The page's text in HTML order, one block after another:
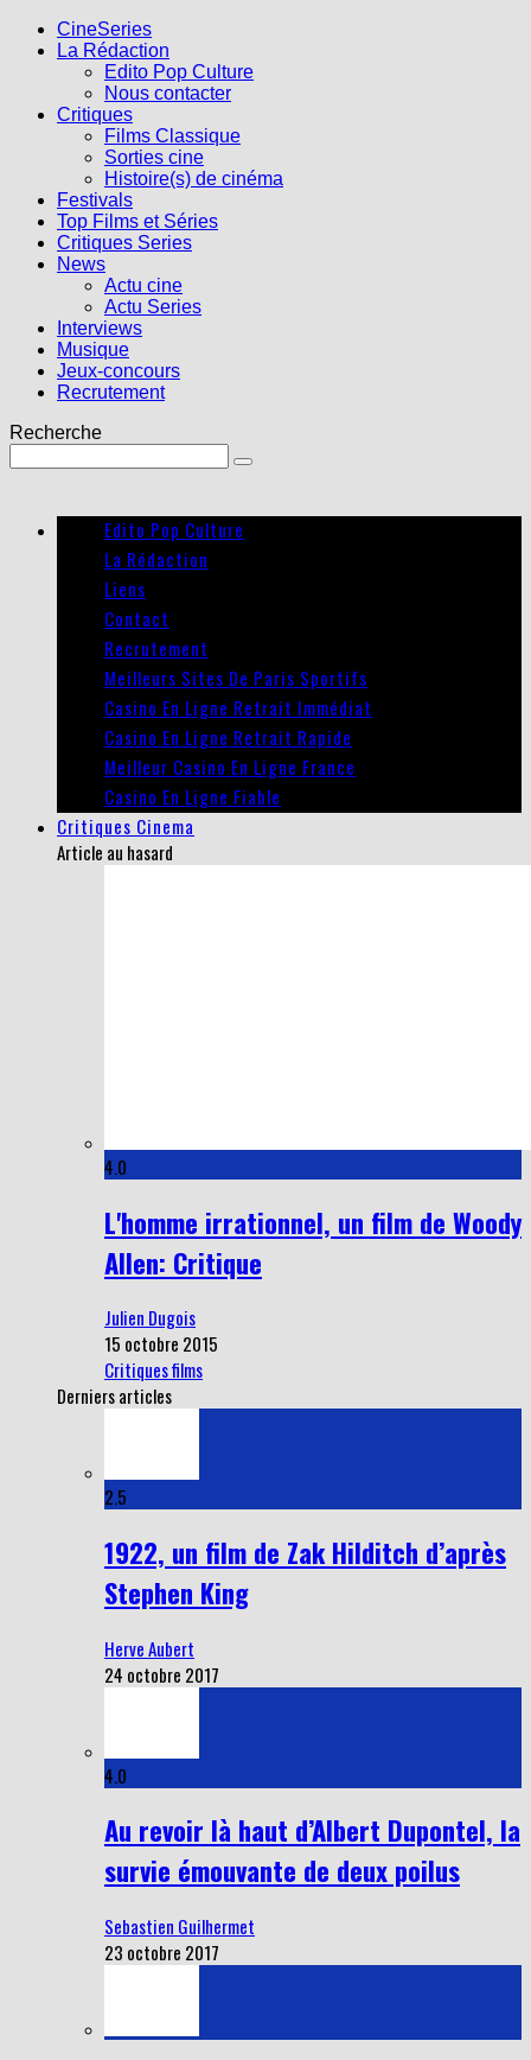
CineSeries
La Rédaction
Edito Pop Culture
Nous contacter
Critiques
Films Classique
Sorties cine
Histoire(s) de cinéma
Festivals
Top Films et Séries
Critiques Series
News
Actu cine
Actu Series
Interviews
Musique
Jeux-concours
Recrutement
Recherche
Edito Pop Culture
La Rédaction
Liens
Contact
Recrutement
Meilleurs Sites De Paris Sportifs
Casino En Ligne Retrait Immédiat
Casino En Ligne Retrait Rapide
Meilleur Casino En Ligne France
Casino En Ligne Fiable
Critiques Cinema
Article au hasard
4.0
L'homme irrationnel, un film de Woody
Allen: Critique
Julien Dugois
15 octobre 2015
Critiques films
Derniers articles
2.5
1922, un film de Zak Hilditch d’après
Stephen King
Herve Aubert
24 octobre 2017
4.0
Au revoir là haut d’Albert Dupontel, la
survie émouvante de deux poilus
Sebastien Guilhermet
23 octobre 2017